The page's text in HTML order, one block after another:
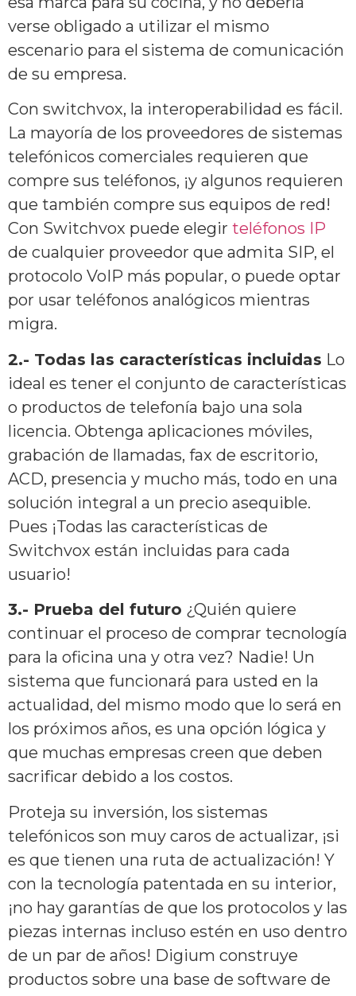
verse obligado a utilizar el mismo
escenario para el sistema de comunicación
de su empresa.
Con switchvox, la interoperabilidad es fácil.
La mayoría de los proveedores de sistemas
telefónicos comerciales requieren que
compre sus teléfonos, ¡y algunos requieren
que también compre sus equipos de red!
Con Switchvox puede elegir teléfonos IP
de cualquier proveedor que admita SIP, el
protocolo VoIP más popular, o puede optar
por usar teléfonos analógicos mientras
migra.
2.- Todas las características incluidas Lo
ideal es tener el conjunto de características
o productos de telefonía bajo una sola
licencia. Obtenga aplicaciones móviles,
grabación de llamadas, fax de escritorio,
ACD, presencia y mucho más, todo en una
solución integral a un precio asequible.
Pues ¡Todas las características de
Switchvox están incluidas para cada
usuario!
3.- Prueba del futuro ¿Quién quiere
continuar el proceso de comprar tecnología
para la oficina una y otra vez? Nadie! Un
sistema que funcionará para usted en la
actualidad, del mismo modo que lo será en
los próximos años, es una opción lógica y
que muchas empresas creen que deben
sacrificar debido a los costos.
Proteja su inversión, los sistemas
telefónicos son muy caros de actualizar, ¡si
es que tienen una ruta de actualización! Y
con la tecnología patentada en su interior,
¡no hay garantías de que los protocolos y las
piezas internas incluso estén en uso dentro
de un par de años! Digium construye
productos sobre una base de software de